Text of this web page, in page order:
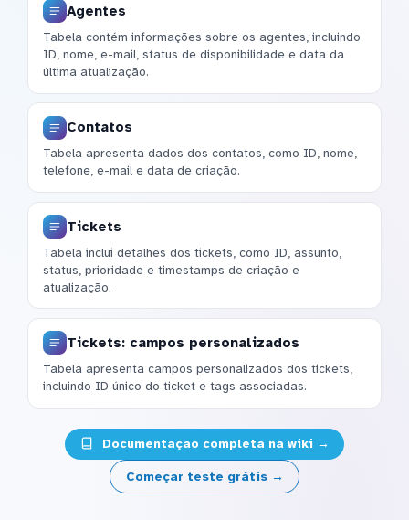
Agentes
Tabela contém informações sobre os agentes, incluindo
ID, nome, e-mail, status de disponibilidade e data da
última atualização.
Contatos
Tabela apresenta dados dos contatos, como ID, nome,
telefone, e-mail e data de criação.
Tickets
Tabela inclui detalhes dos tickets, como ID, assunto,
status, prioridade e timestamps de criação e
atualização.
Tickets: campos personalizados
Tabela apresenta campos personalizados dos tickets,
incluindo ID único do ticket e tags associadas.
Documentação completa na wiki →
Começar teste grátis →